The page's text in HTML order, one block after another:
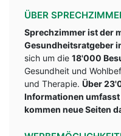
ÜBER
Sprechzimmer ist der
Gesundheitsratgeber
sich um die 18'000
Gesundheit und
und Therapie. Über
Informationen
kommen neue Seiten